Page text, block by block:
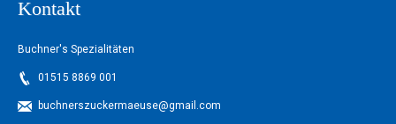
Kontakt
Buchner's Spezialitäten
01515 8869 001
buchnerszuckermaeuse@gmail.com